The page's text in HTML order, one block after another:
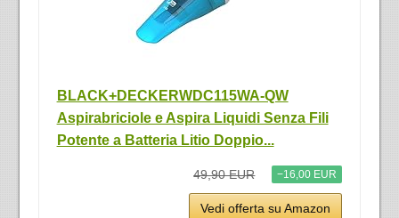
BLACK+DECKERWDC115WA-QW
Aspirabriciole e Aspira Liquidi Senza Fili
Potente a Batteria Litio Doppio...
49,90 EUR −16,00 EUR
Vedi offerta su Amazon